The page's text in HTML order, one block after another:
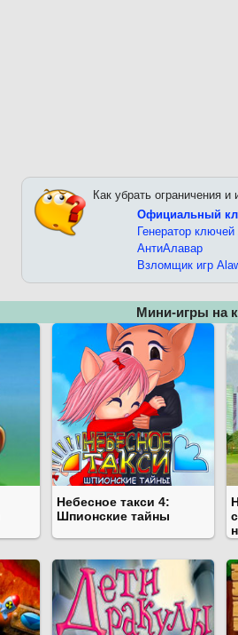
Как убрать ограничения
Официальный
Генератор
АнтиАлавар
Взломщик игр
Мини-игры на
Небесное такси 4:
Шпионские тайны